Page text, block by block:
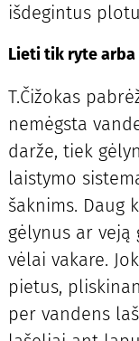
išdegintus
Lieti tik ryte arba
T.Čižokas
nemėgsta
darže, tiek
laistymo
šaknims. Daug
gėlynus ar
vėlai vakare.
pietus,
per vandens